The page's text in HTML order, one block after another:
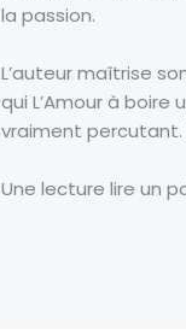
la passion.
L’auteur maîtrise
qui L’Amour à
vraiment percutant.
Une lecture lire un